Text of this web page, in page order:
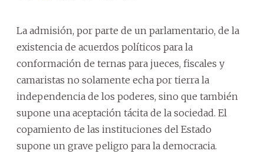
La admisión, por parte de un parlamentario, de la
existencia de acuerdos políticos para la
conformación de ternas para jueces, fiscales y
camaristas no solamente echa por tierra la
independencia de los poderes, sino que también
supone una aceptación tácita de la sociedad. El
copamiento de las instituciones del Estado
supone un grave peligro para la democracia.